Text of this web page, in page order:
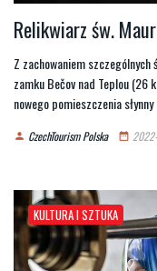
Relikwiarz św.
Z zachowaniem
zamku Bečov nad Teplou (26
nowego pomieszczenia
person CzechTourism Polska date_range
KULTURA I SZTUKA